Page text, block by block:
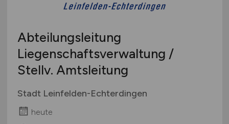
Abteilungsleitung
Liegenschaftsverwaltung /
Stellv. Amtsleitung
Stadt Leinfelden-Echterdingen
heute